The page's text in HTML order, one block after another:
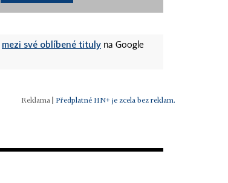
mezi své oblíbené tituly na Google
| Předplatné HN+ je zcela bez reklam.